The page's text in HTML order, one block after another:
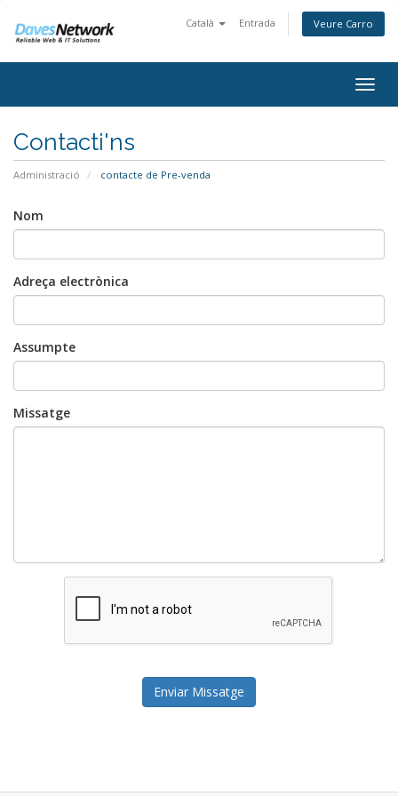
Català Entrada Veure Carro
Contacti'ns
Administració contacte de Pre-venda
Nom
Adreça electrònica
Assumpte
Missatge
Enviar Missatge